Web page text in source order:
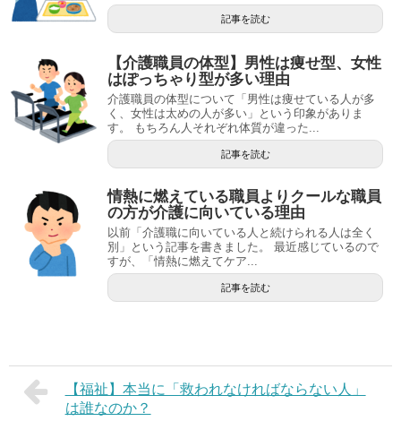
記事を読む
【介護職員の体型】男性は痩せ型、女性
はぽっちゃり型が多い理由
介護職員の体型について「男性は痩せている人が多
く、女性は太めの人が多い」という印象がありま
す。 もちろん人それぞれ体質が違った...
記事を読む
情熱に燃えている職員よりクールな職員
の方が介護に向いている理由
以前「介護職に向いている人と続けられる人は全く
別」という記事を書きました。 最近感じているので
すが、「情熱に燃えてケア...
記事を読む
【福祉】本当に「救われなければならない人」
は誰なのか？